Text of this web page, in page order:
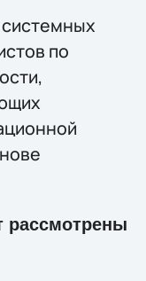
по
рассмотрены